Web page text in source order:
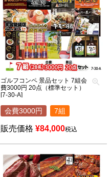
ゴルフコンペ 景品セット 7組会
費3000円 20点（標準セット）
[7-30-A]
会費3000円 7組
販売価格 ¥84,000税込